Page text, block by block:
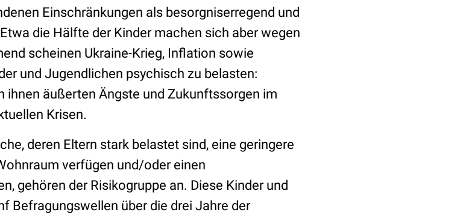
Einschränkungen als besorgniserregend und
die Hälfte der Kinder machen sich aber wegen
scheinen Ukraine-Krieg, Inflation sowie
und Jugendlichen psychisch zu belasten:
ihnen äußerten Ängste und Zukunftssorgen im
Krisen.
deren Eltern stark belastet sind, eine geringere
verfügen und/oder einen
gehören der Risikogruppe an. Diese Kinder und
Befragungswellen über die drei Jahre der